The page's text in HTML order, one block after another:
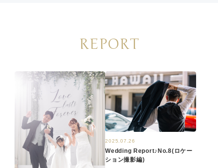
REPORT
2025.07.26
Wedding Report♪No.8(ロケー
ション撮影編)